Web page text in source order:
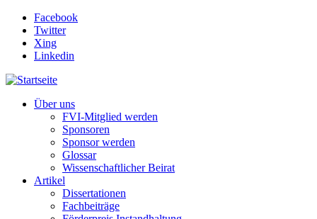
Direkt zum Inhalt
Facebook
Twitter
Xing
Linkedin
Über uns
FVI-Mitglied werden
Sponsoren
Sponsor werden
Glossar
Wissenschaftlicher Beirat
Artikel
Dissertationen
Fachbeiträge